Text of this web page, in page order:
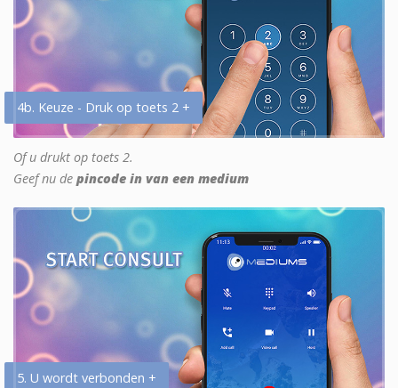
4b. Keuze - Druk op toets 2 +
Of u drukt op toets 2.
Geef nu de pincode in van een medium
5. U wordt verbonden +